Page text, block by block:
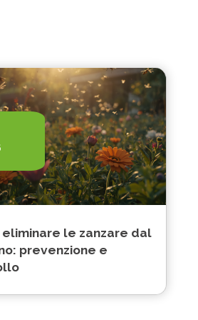
eliminare le zanzare dal
prevenzione e